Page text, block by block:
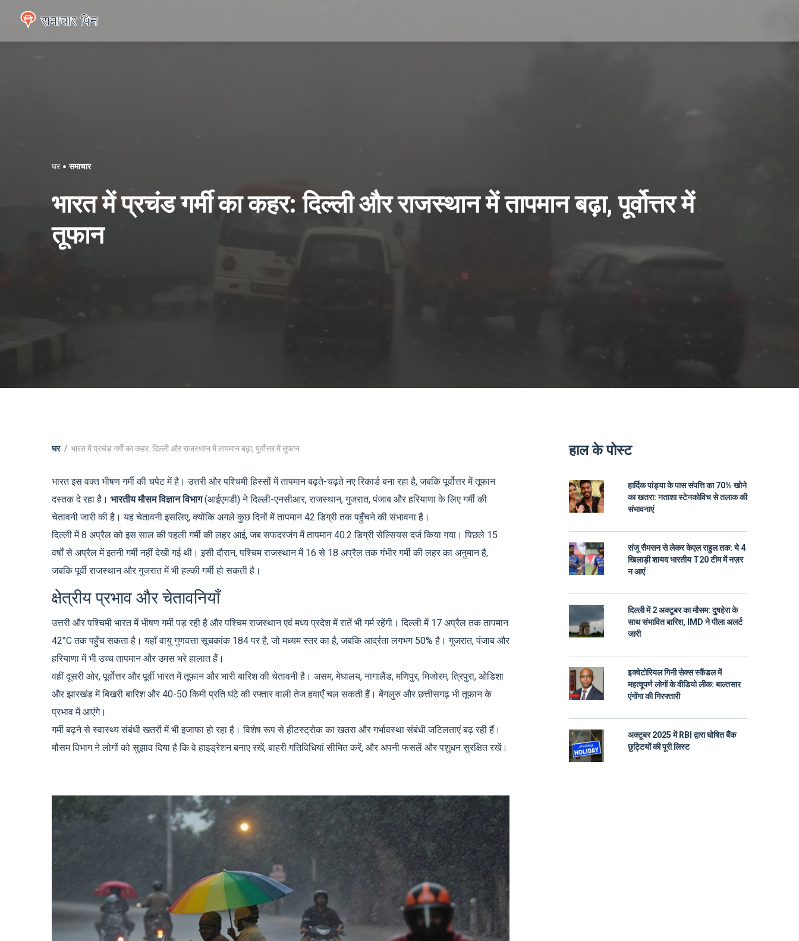
घर समाचार
भारत में प्रचंड गर्मी का कहर: दिल्ली और राजस्थान में तापमान बढ़ा, पूर्वोत्तर में
तूफान
घर भारत में प्रचंड गर्मी का कहर: दिल्ली और राजस्थान में तापमान बढ़ा, पूर्वोत्तर में तूफान
भारत इस वक्त भीषण गर्मी की चपेट में है। उत्तरी और पश्चिमी हिस्सों में तापमान बढ़ते-चढ़ते नए रिकार्ड बना रहा है, जबकि पूर्वोत्तर में तूफान
दस्तक दे रहा है। भारतीय मौसम विज्ञान विभाग(आईएमडी) ने दिल्ली-एनसीआर, राजस्थान, गुजरात, पंजाब और हरियाणा के लिए गर्मी की
चेतावनी जारी की है। यह चेतावनी इसलिए, क्योंकि अगले कुछ दिनों में तापमान 42 डिग्री तक पहुँचने की संभावना है।
दिल्ली में 8 अप्रैल को इस साल की पहली गर्मी की लहर आई, जब सफदरजंग में तापमान 40.2 डिग्री सेल्सियस दर्ज किया गया। पिछले 15
वर्षों से अप्रैल में इतनी गर्मी नहीं देखी गई थी। इसी दौरान, पश्चिम राजस्थान में 16 से 18 अप्रैल तक गंभीर गर्मी की लहर का अनुमान है,
जबकि पूर्वी राजस्थान और गुजरात में भी हल्की गर्मी हो सकती है।
क्षेत्रीय प्रभाव और चेतावनियाँ
उत्तरी और पश्चिमी भारत में भीषण गर्मी पड़ रही है और पश्चिम राजस्थान एवं मध्य प्रदेश में रातें भी गर्म रहेंगी। दिल्ली में 17 अप्रैल तक तापमान
42°C तक पहुँच सकता है। यहाँ वायु गुणवत्ता सूचकांक 184 पर है, जो मध्यम स्तर का है, जबकि आर्द्रता लगभग 50% है। गुजरात, पंजाब और
हरियाणा में भी उच्च तापमान और उमस भरे हालात हैं।
वहीं दूसरी ओर, पूर्वोत्तर और पूर्वी भारत में तूफान और भारी बारिश की चेतावनी है। असम, मेघालय, नागालैंड, मणिपुर, मिजोरम, त्रिपुरा, ओडिशा
और झारखंड में बिखरी बारिश और 40-50 किमी प्रति घंटे की रफ्तार वाली तेज हवाएँ चल सकती हैं। बेंगलुरु और छत्तीसगढ़ भी तूफान के
प्रभाव में आएंगे।
गर्मी बढ़ने से स्वास्थ्य संबंधी खतरों में भी इजाफा हो रहा है। विशेष रूप से हीटस्ट्रोक का खतरा और गर्भावस्था संबंधी जटिलताएं बढ़ रही हैं।
मौसम विभाग ने लोगों को सुझाव दिया है कि वे हाइड्रेशन बनाए रखें, बाहरी गतिविधियां सीमित करें, और अपनी फसलें और पशुधन सुरक्षित रखें।
हाल के पोस्ट
हार्दिक पांड्या के पास संपत्ति का 70% खोने
का खतरा: नताशा स्टेनकोविच से तलाक की
संभावनाएं
संजू सैमसन से लेकर केएल राहुल तक: ये 4
खिलाड़ी शायद भारतीय T20 टीम में नज़र
न आएं
दिल्ली में 2 अक्टूबर का मौसम: दुषहेरा के
साथ संभावित बारिश, IMD ने पीला अलर्ट
जारी
इक्वेटोरियल गिनी सेक्स स्कैंडल में
महत्वूपर्ण लोगों के वीडियो लीक: बाल्तसार
एंगोंगा की गिरफ्तारी
अक्टूबर 2025 में RBI द्वारा घोषित बैंक
छुट्टियों की पूरी लिस्ट